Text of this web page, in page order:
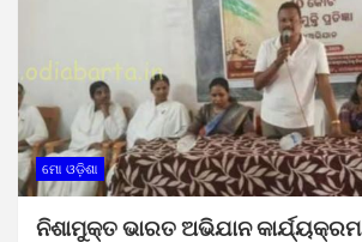
ମୋ ଓଡ଼ିଶା
ନିଶାମୁକ୍ତ ଭାରତ ଅଭିଯାନ କାର୍ଯ୍ୟକ୍ରମ